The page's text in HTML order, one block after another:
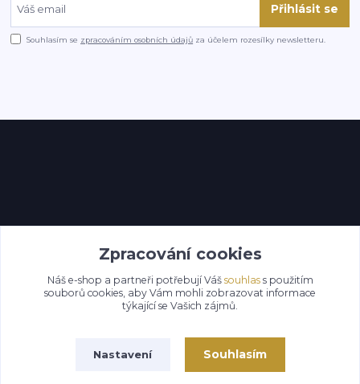
Přihlásit se
Souhlasím se zpracováním osobních údajů za účelem rozesílky newsletteru.
Zpracování cookies
Náš e-shop a partneři potřebují Váš souhlass použitím
souborů cookies, aby Vám mohli zobrazovat informace
týkající se Vašich zájmů.
Nastavení Souhlasím